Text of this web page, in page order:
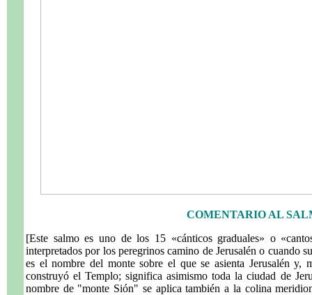
COMENTARIO AL
[Este salmo es uno de los 15 «cánticos graduales» o
interpretados por los peregrinos camino de Jerusalén o cuando
es el nombre del monte sobre el que se asienta Jerusalén
construyó el Templo; significa asimismo toda la ciudad de
nombre de "monte Sión" se aplica también a la colina